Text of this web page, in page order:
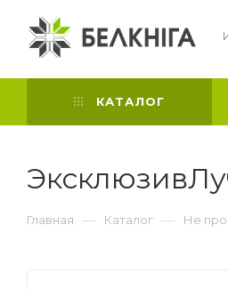
КАТАЛОГ
Главная — Каталог — Не